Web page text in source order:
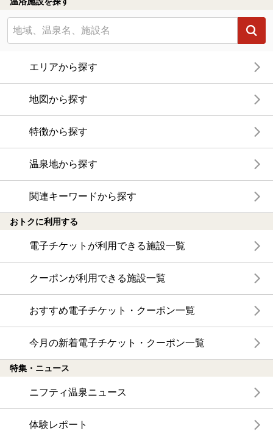
エリアから探す
地図から探す
特徴から探す
温泉地から探す
関連キーワードから探す
おトクに利用する
電子チケットが利用できる施設一覧
クーポンが利用できる施設一覧
おすすめ電子チケット・クーポン一覧
今月の新着電子チケット・クーポン一覧
特集・ニュース
ニフティ温泉ニュース
体験レポート